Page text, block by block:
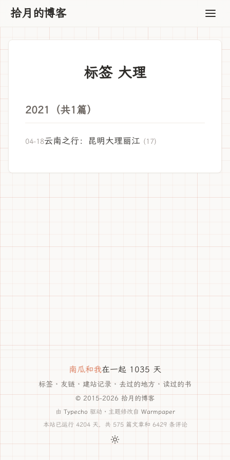
拾月的博客
标签 大理
2021（共1篇）
04-18云南之行：昆明大理丽江 (17)
南瓜和我在一起 1035 天
标签 · 友链 · 建站记录 · 去过的地方 · 读过的书
© 2015-2026 拾月的博客
由 Typecho 驱动 · 主题修改自 Warmpaper
本站已运行 4204 天，共 575 篇文章和 6429 条评论